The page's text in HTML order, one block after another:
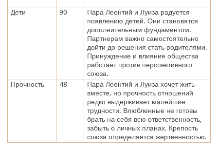
Дети 90
Пара Леонтий и Луиза радуется
появлению детей. Они становятся
дополнительным фундаментом.
Партнерам важно самостоятельно
дойти до решения стать родителями.
Принуждение и влияние общества
работает против перспективного
союза.
Прочность
48
Пара Леонтий и Луиза хочет жить
вместе, но прочность отношений
редко выдерживает малейшие
трудности. Влюбленные не готовы
брать на себя всю ответственность,
забыть о личных планах. Крепость
союза определяется жертвенностью.